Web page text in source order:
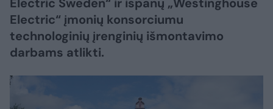
Electric“ įmonių konsorciumu
technologinių įrenginių išmontavimo
darbams atlikti.